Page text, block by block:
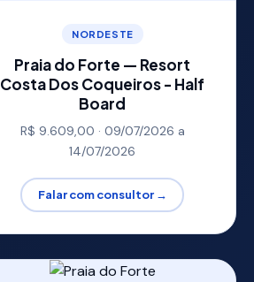
NORDESTE
Praia do Forte — Resort
Costa Dos Coqueiros - Half
Board
R$ 9.609,00 · 09/07/2026 a
14/07/2026
Falar com consultor →